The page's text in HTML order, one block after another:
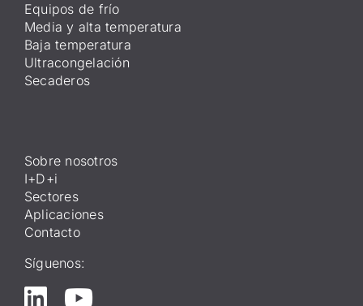
Equipos de frío
Media y alta temperatura
Baja temperatura
Ultracongelación
Secaderos
Sobre nosotros
I+D+i
Sectores
Aplicaciones
Contacto
Síguenos: